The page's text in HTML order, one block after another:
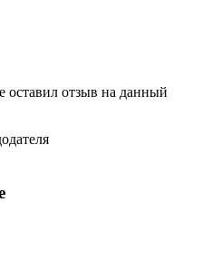
оставил отзыв на данный